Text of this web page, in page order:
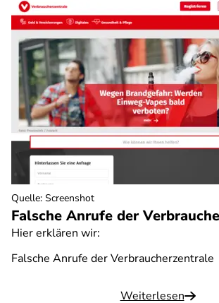
Falsche Anrufe der
Hier erklären wir:
Falsche Anrufe der Verbraucherzentrale
Weiterlesen
Quelle: Screenshot